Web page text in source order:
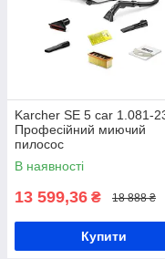
Karcher SE 5 car 1.081-
Професійний миючий
пилосос
В наявності
13 599,36 ₴ 18 888 ₴
Купити